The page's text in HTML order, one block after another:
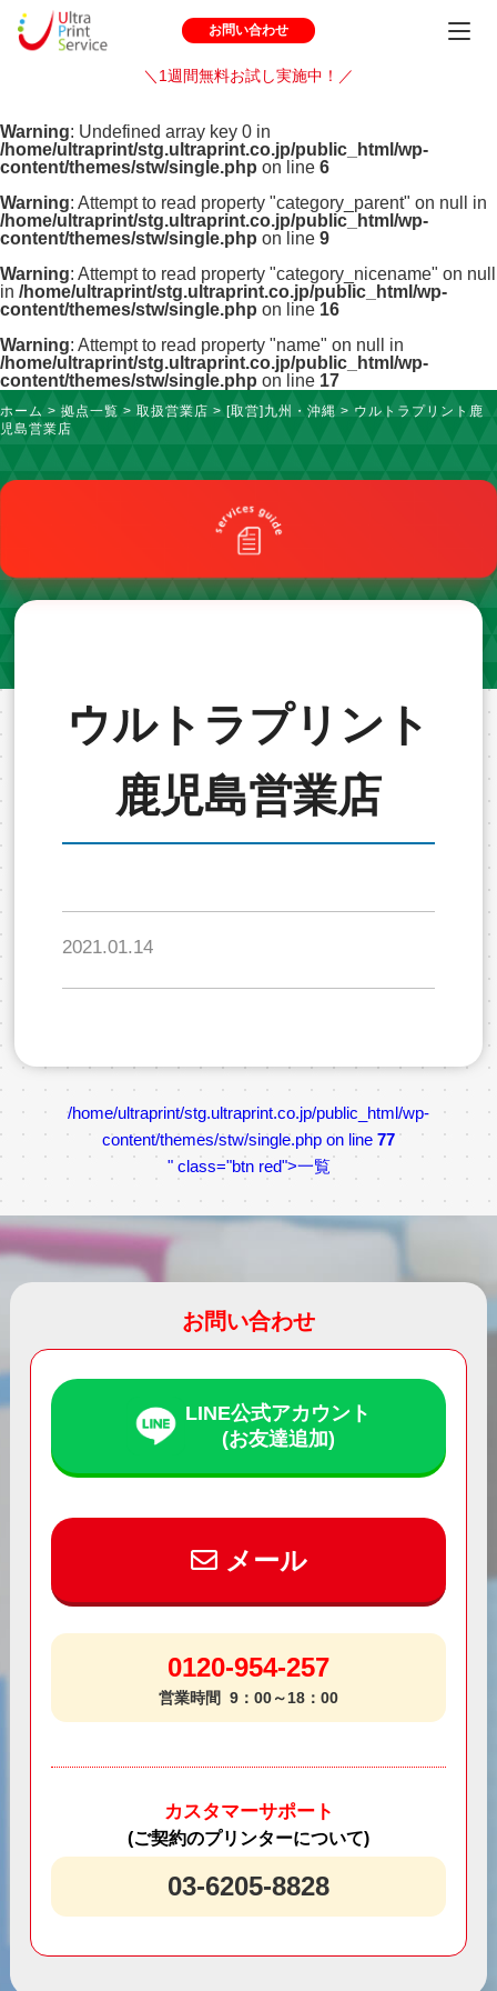
お問い合わせ
＼1週間無料お試し実施中！／
Warning: Undefined array key 0 in
/home/ultraprint/stg.ultraprint.co.jp/public_html/wp-
content/themes/stw/single.php on line 6
Warning: Attempt to read property "category_parent" on null in
/home/ultraprint/stg.ultraprint.co.jp/public_html/wp-
content/themes/stw/single.php on line 9
Warning: Attempt to read property "category_nicename" on null
in /home/ultraprint/stg.ultraprint.co.jp/public_html/wp-
content/themes/stw/single.php on line 16
Warning: Attempt to read property "name" on null in
/home/ultraprint/stg.ultraprint.co.jp/public_html/wp-
content/themes/stw/single.php on line 17
ホーム > 拠点一覧 > 取扱営業店 > [取営]九州・沖縄 > ウルトラプリント鹿
児島営業店
ウルトラプリント
鹿児島営業店
2021.01.14
/home/ultraprint/stg.ultraprint.co.jp/public_html/wp-
content/themes/stw/single.php on line 77
" class="btn red">一覧
お問い合わせ
LINE公式アカウント
(お友達追加)
メール
0120-954-257
営業時間 9：00～18：00
カスタマーサポート
(ご契約のプリンターについて)
03-6205-8828